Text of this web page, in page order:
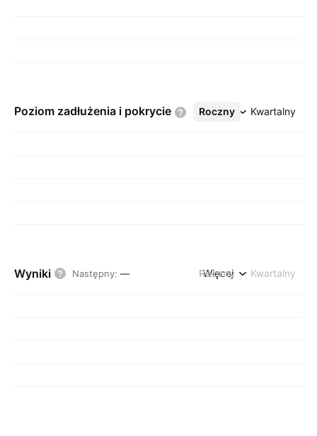
Poziom zadłużenia i pokrycie Roczny Kwartalny
Więcej
Wyniki Następny: — Roczny Kwartalny
Więcej